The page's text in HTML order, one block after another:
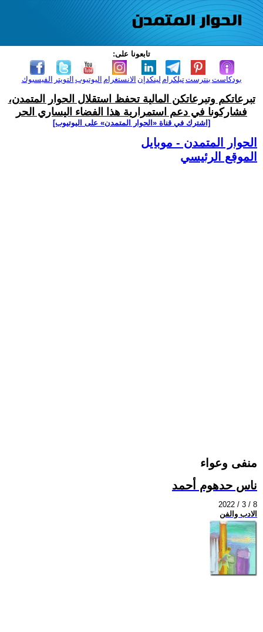
تابعونا على:
الفيسبوك التويتر اليوتيوب الانستغرام لينكدإن تيلكرامبنترست بودكاست
تبرعاتكم وتبرعاتكن المالية تحفظ استقلال الحوار المتمدن،
فشاركونا في دعم استمرارية هذا الفضاء اليساري الحر
[اشترك في قناة ‫«الحوار المتمدن» على اليوتيوب]
الحوار المتمدن - موبايل
الموقع الرئيسي
منفى وعواء
ناس حدهوم أحمد
2022 / 3 / 8
الادب والفن